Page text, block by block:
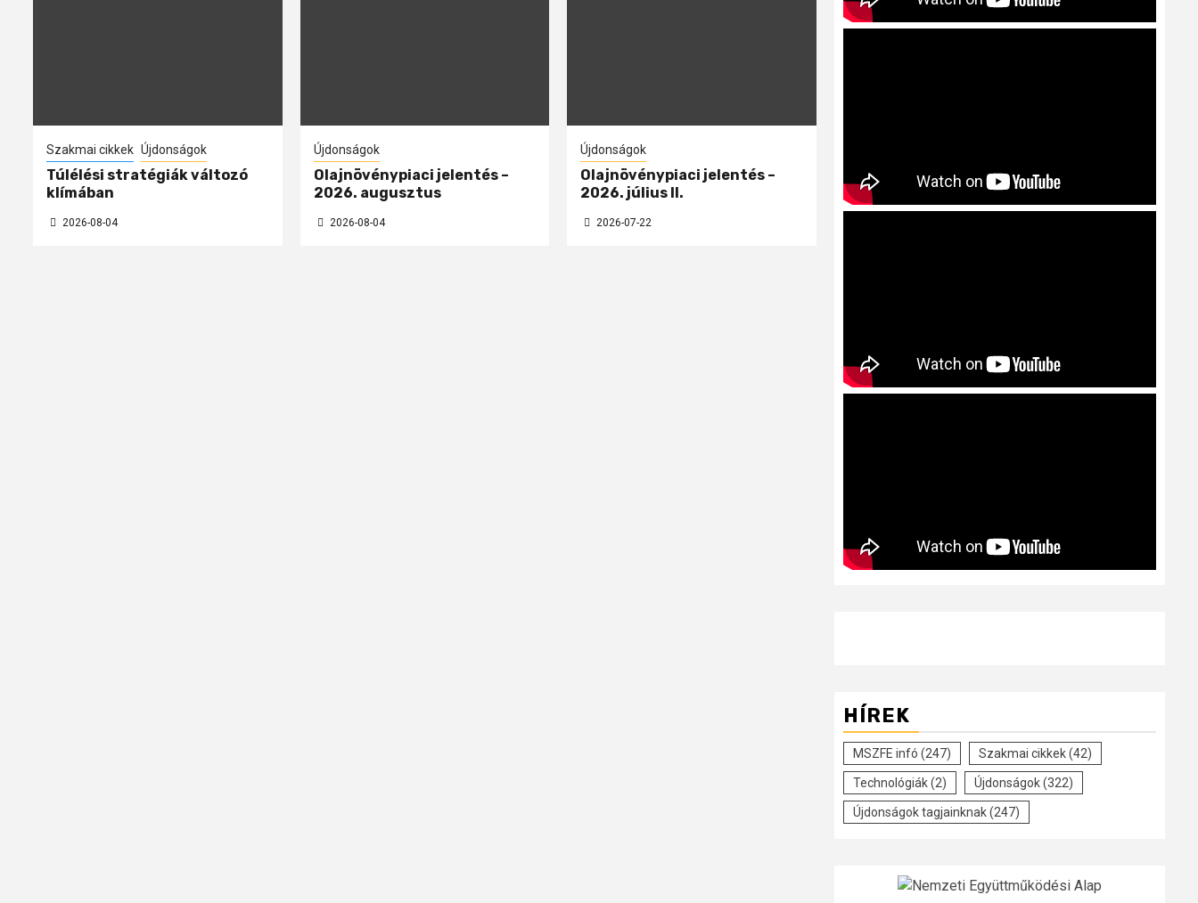
Szakmai cikkek Újdonságok
Túlélési stratégiák változó
klímában
2026-08-04
Újdonságok
Olajnövénypiaci jelentés –
2026. augusztus
2026-08-04
Újdonságok
Olajnövénypiaci jelentés –
2026. július II.
2026-07-22
HÍREK
MSZFE infó (247) Szakmai cikkek(42)
Technológiák(2) Újdonságok(322)
Újdonságok tagjainknak(247)